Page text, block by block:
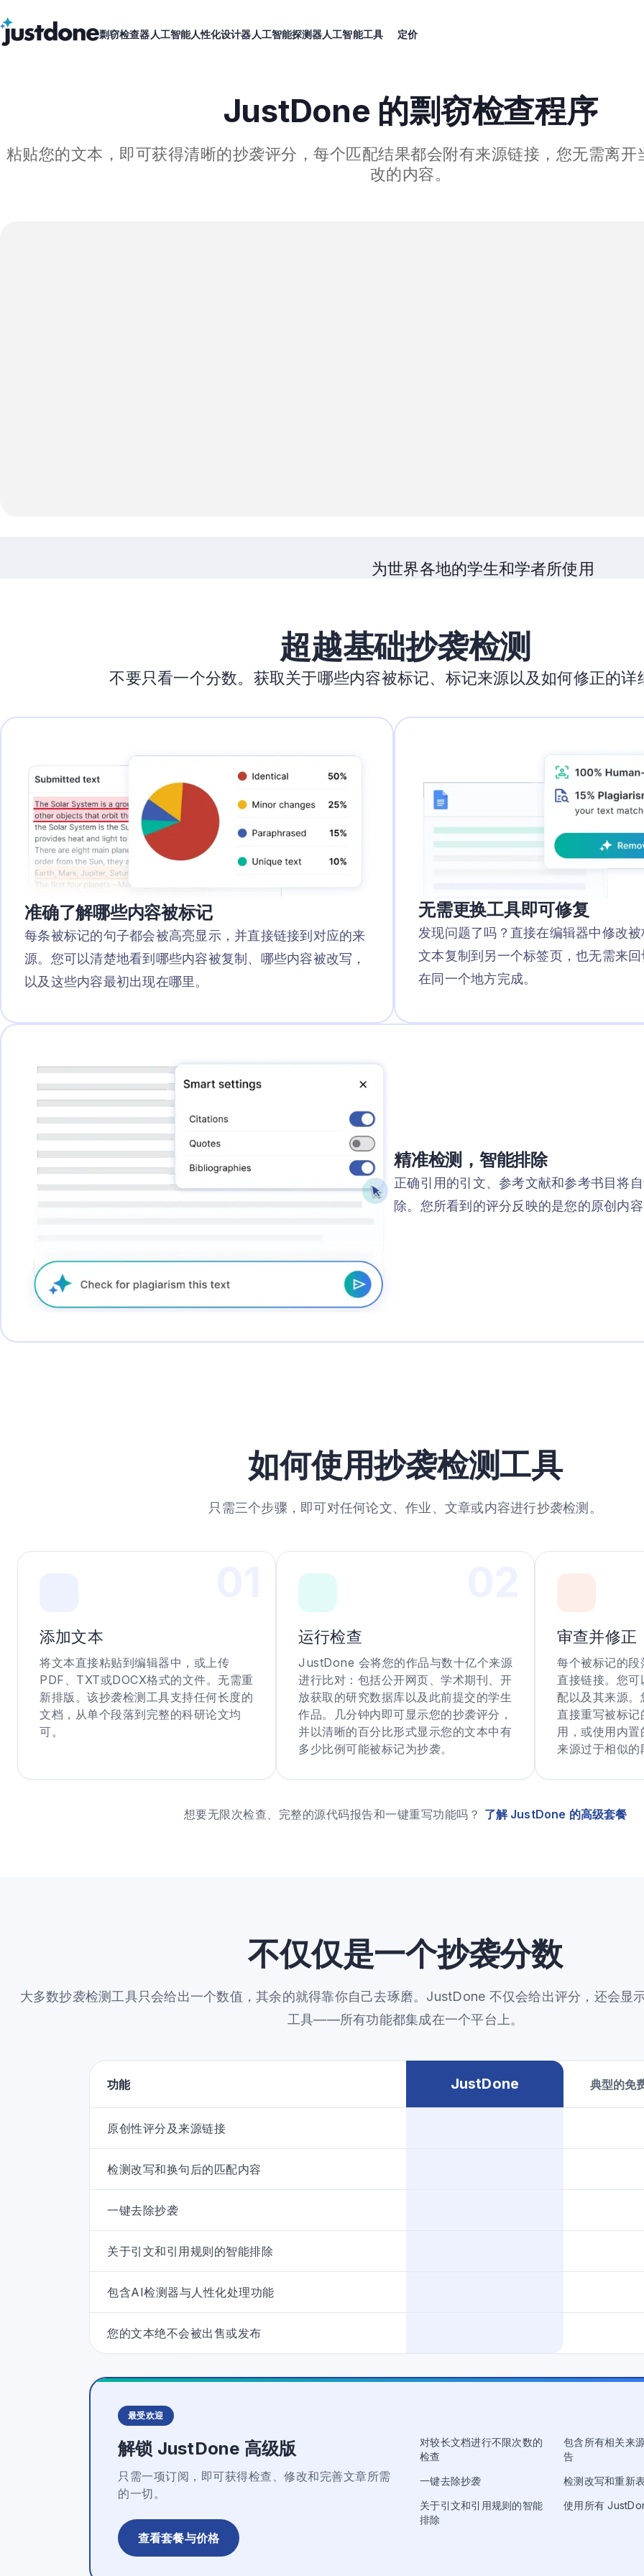
剽窃检查器 人工智能人性化设计器 人工智能探测器人工智能工具 定价
JustDone 的剽窃检查程序
粘贴您的文本，即可获得清晰的抄袭评分，每个匹配结果都会附有来源链接，您无需离
改的内容。
为世界各地的学生和学者所使用
超越基础抄袭检测
不要只看一个分数。获取关于哪些内容被标记、标记来源以及如何修正的详
准确了解哪些内容被标记
每条被标记的句子都会被高亮显示，并直接链接到对应的来
源。您可以清楚地看到哪些内容被复制、哪些内容被改写，
以及这些内容最初出现在哪里。
无需更换工具即可修复
发现问题了吗？直接在编辑器中修改
文本复制到另一个标签页，也无需来
在同一个地方完成。
精准检测，智能排除
正确引用的引文、参考文献和参考书目将
除。您所看到的评分反映的是您的原创内
如何使用抄袭检测工具
只需三个步骤，即可对任何论文、作业、文章或内容进行抄袭检测。
添加文本
将文本直接粘贴到编辑器中，或上传
PDF、TXT或DOCX格式的文件。无需重
新排版。该抄袭检测工具支持任何长度的
文档，从单个段落到完整的科研论文均
可。
运行检查
JustDone 会将您的作品与数十亿个来源
进行比对：包括公开网页、学术期刊、开
放获取的研究数据库以及此前提交的学生
作品。几分钟内即可显示您的抄袭评分，
并以清晰的百分比形式显示您的文本中有
多少比例可能被标记为抄袭。
审查并修正
每个被标记的
直接链接。您
配以及其来源
直接重写被标
用，或使用内
来源过于相似的
想要无限次检查、完整的源代码报告和一键重写功能吗？ 了解 JustDone 的高级套餐
不仅仅是一个抄袭分数
大多数抄袭检测工具只会给出一个数值，其余的就得靠你自己去琢磨。JustDone 不仅会给出评分，还会显
工具——所有功能都集成在一个平台上。
功能 JustDone 典型的免
原创性评分及来源链接
检测改写和换句后的匹配内容
一键去除抄袭
关于引文和引用规则的智能排除
包含AI检测器与人性化处理功能
您的文本绝不会被出售或发布
最受欢迎
解锁 JustDone 高级版
只需一项订阅，即可获得检查、修改和完善文章所需
的一切。
查看套餐与价格
对较长文档进行不限次数的
检查
包含所有相关来
告
一键去除抄袭
检测改写和重新
关于引文和引用规则的智能
排除
使用所有